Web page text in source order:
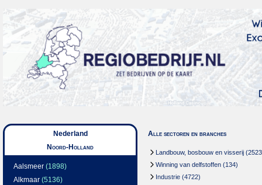
Nederland
Noord-Holland
Aalsmeer (1898)
Alkmaar (5136)
Alle sectoren en branches
Landbouw, bosbouw en visserij
Winning van delfstoffen (134)
Industrie (4722)